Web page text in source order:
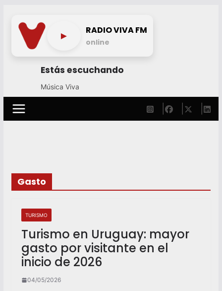
content
► RADIO VIVA FM
online
Estás escuchando
Música Viva
Gasto
TURISMO
Turismo en Uruguay: mayor
gasto por visitante en el
inicio de 2026
04/05/2026